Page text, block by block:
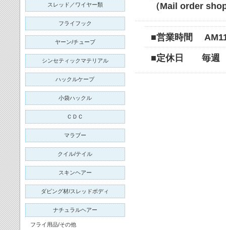
（Mail order
■営業時間
■定休日 毎週
スレッド／ワイヤー類
フライフック
ヤーン/チューブ
シンセティックマテリアル
ハックルケープ
小袋ハックル
ＣＤＣ
マラブー
クイル/テイル
スキンヘアー
ダビング材/スレッドボディ
ナチュラルヘアー
フライ用品/その他